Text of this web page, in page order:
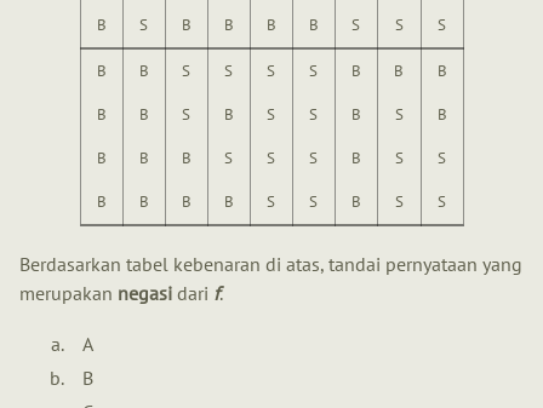
B S B B B B S S S
B B S S S S B B B
B B S B S S B S B
B B B S S S B S S
B B B B S S B S S
Berdasarkan tabel kebenaran di atas, tandai pernyataan yang
merupakan negasi dari f.
A
B